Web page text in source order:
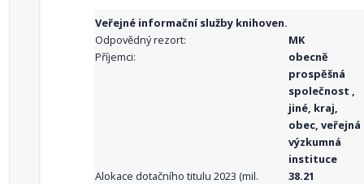
Veřejné informační služby knihoven.
Odpovědný rezort:
MK
Příjemci:
obecně
prospěšná
společnost ,
jiné, kraj,
obec, veřejná
výzkumná
instituce
Alokace dotačního titulu 2023 (mil.
38.21